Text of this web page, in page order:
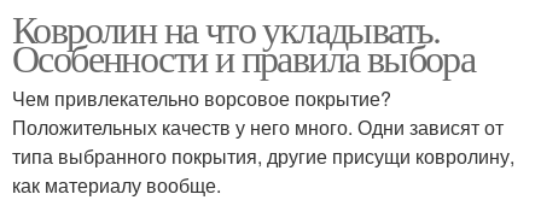
Ковролин на что укладывать.
Особенности и правила выбора
Чем привлекательно ворсовое покрытие?
Положительных качеств у него много. Одни зависят от
типа выбранного покрытия, другие присущи ковролину,
как материалу вообще.